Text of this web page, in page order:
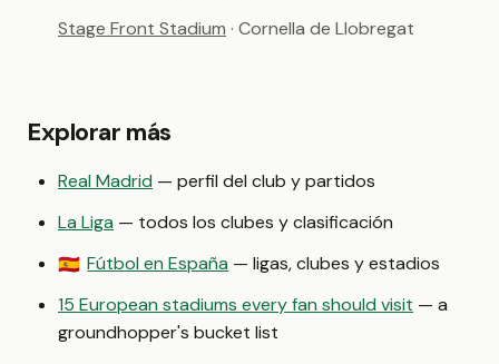
Stage Front Stadium · Cornella de Llobregat
Explorar más
Real Madrid — perfil del club y partidos
La Liga — todos los clubes y clasificación
🇪🇸 Fútbol en España — ligas, clubes y estadios
15 European stadiums every fan should visit — a
groundhopper's bucket list